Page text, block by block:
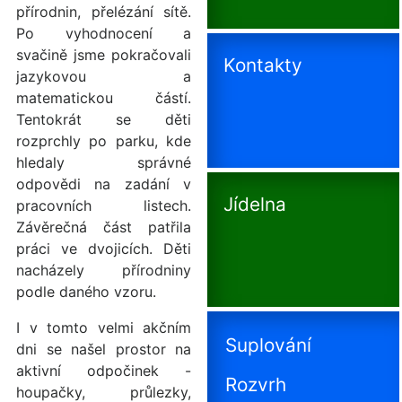
přírodnin, přelézání sítě.
Po vyhodnocení a
svačině jsme pokračovali
jazykovou a
matematickou částí.
Tentokrát se děti
rozprchly po parku, kde
hledaly správné
odpovědi na zadání v
pracovních listech.
Závěrečná část patřila
práci ve dvojicích. Děti
nacházely přírodniny
podle daného vzoru.
I v tomto velmi akčním
dni se našel prostor na
aktivní odpočinek -
houpačky, průlezky,
Kontakty
Jídelna
Suplování
Rozvrh